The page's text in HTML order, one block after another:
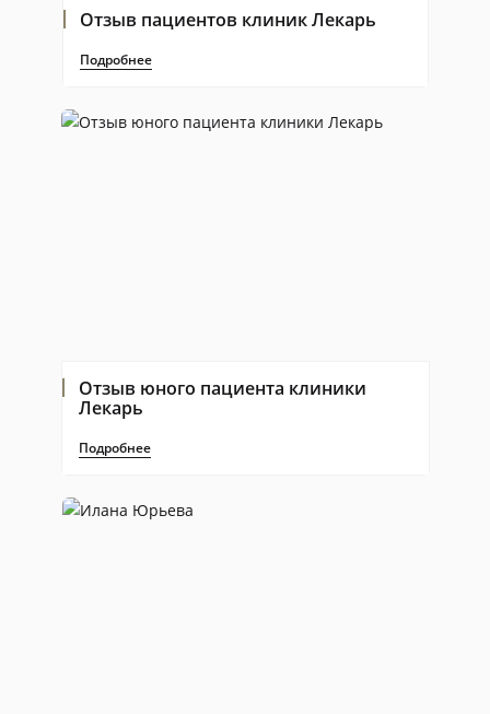
Отзыв пациентов клиник Лекарь
Подробнее
Отзыв юного пациента клиники
Лекарь
Подробнее